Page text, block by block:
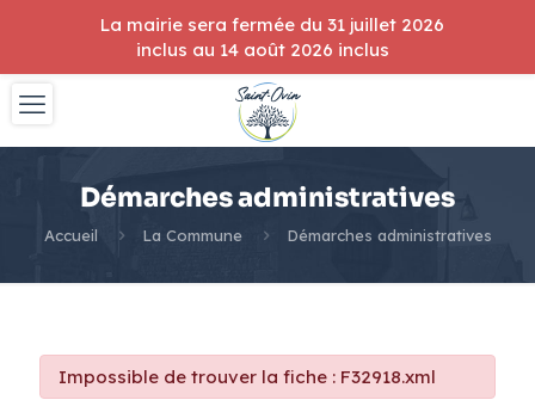
Démarches administratives
Accueil La Commune Démarches administratives
Impossible de trouver la fiche : F32918.xml
La mairie sera fermée du 31 juillet 2026
inclus au 14 août 2026 inclus